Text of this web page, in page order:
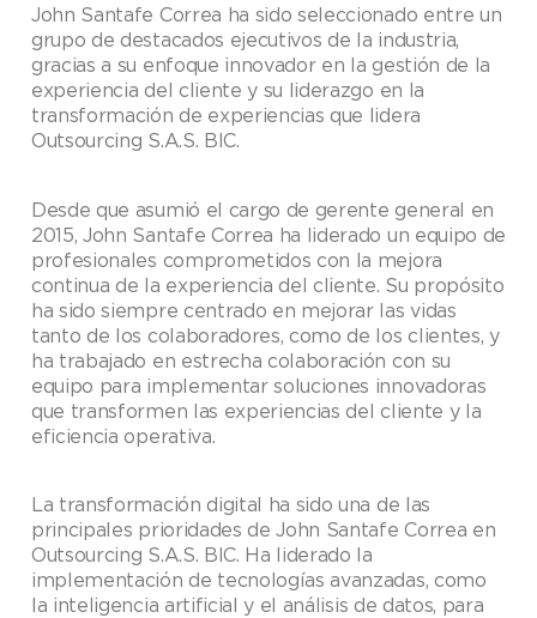
John Santafe Correa ha sido seleccionado entre un
grupo de destacados ejecutivos de la industria,
gracias a su enfoque innovador en la gestión de la
experiencia del cliente y su liderazgo en la
transformación de experiencias que lidera
Outsourcing S.A.S. BIC.
Desde que asumió el cargo de gerente general en
2015, John Santafe Correa ha liderado un equipo de
profesionales comprometidos con la mejora
continua de la experiencia del cliente. Su propósito
ha sido siempre centrado en mejorar las vidas
tanto de los colaboradores, como de los clientes, y
ha trabajado en estrecha colaboración con su
equipo para implementar soluciones innovadoras
que transformen las experiencias del cliente y la
eficiencia operativa.
La transformación digital ha sido una de las
principales prioridades de John Santafe Correa en
Outsourcing S.A.S. BIC. Ha liderado la
implementación de tecnologías avanzadas, como
la inteligencia artificial y el análisis de datos, para